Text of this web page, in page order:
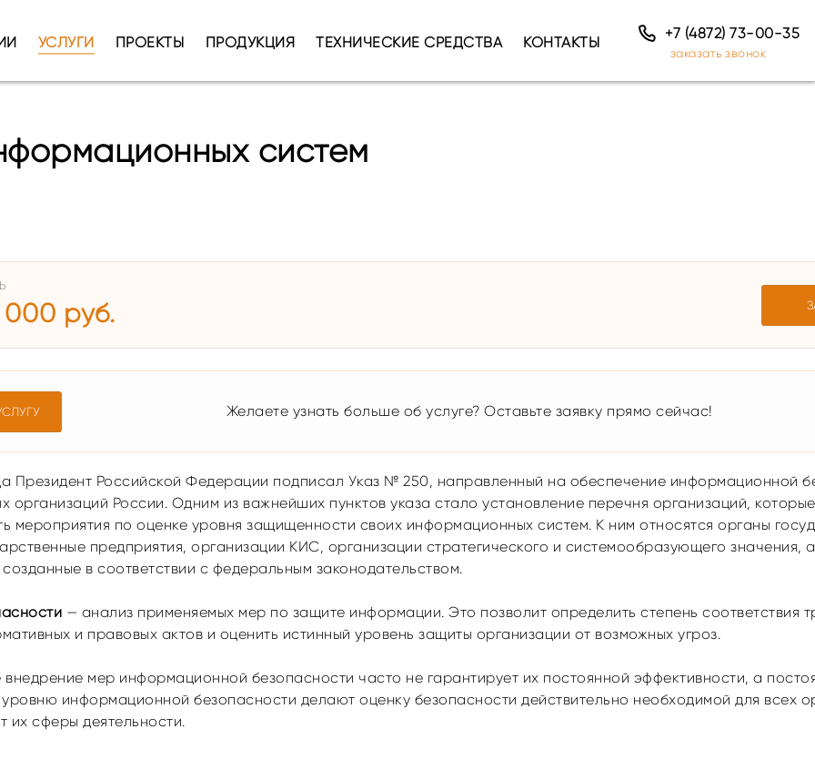
УСЛУГИ ПРОЕКТЫ ПРОДУКЦИЯ ТЕХНИЧЕСКИЕ СРЕДСТВА КОНТАКТЫ +7 (4872) 73-00-35
заказать звонок
систем
руб.
Желаете узнать больше об услуге? Оставьте заявку прямо сейчас!
Президент Российской Федерации подписал Указ № 250, направленный на обеспечение информационной
организаций России. Одним из важнейших пунктов указа стало установление перечня организаций,
мероприятия по оценке уровня защищенности своих информационных систем. К ним относятся органы
предприятия, организации КИС, организации стратегического и системообразующего значения,
в соответствии с федеральным законодательством.
— анализ применяемых мер по защите информации. Это позволит определить степень соответствия
и правовых актов и оценить истинный уровень защиты организации от возможных угроз.
мер информационной безопасности часто не гарантирует их постоянной эффективности, а
информационной безопасности делают оценку безопасности действительно необходимой для всех
их сферы деятельности.